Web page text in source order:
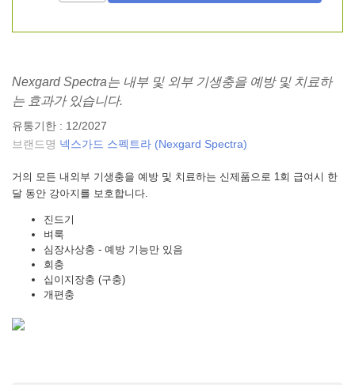
Nexgard Spectra는 내부 및 외부 기생충을 예방 및 치료하
는 효과가 있습니다.
유통기한 : 12/2027
브랜드명 넥스가드 스펙트라 (Nexgard Spectra)
거의 모든 내외부 기생충을 예방 및 치료하는 신제품으로 1회 급여시 한
달 동안 강아지를 보호합니다.
진드기
벼룩
심장사상충 - 예방 기능만 있음
회충
십이지장충 (구충)
개편충